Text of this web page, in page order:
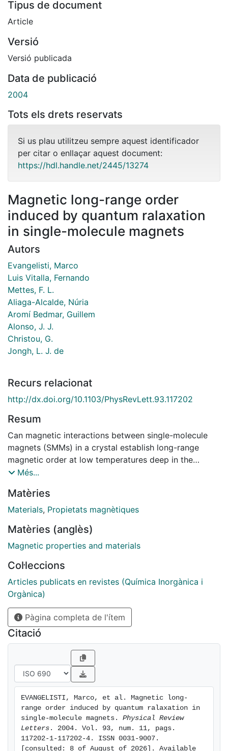
Tipus de document
Article
Versió
Versió publicada
Data de publicació
2004
Tots els drets reservats
Si us plau utilitzeu sempre aquest identificador
per citar o enllaçar aquest document:
https://hdl.handle.net/2445/13274
Magnetic long-range order
induced by quantum ralaxation
in single-molecule magnets
Autors
Evangelisti, Marco
Luis Vitalla, Fernando
Mettes, F. L.
Aliaga-Alcalde, Núria
Aromí Bedmar, Guillem
Alonso, J. J.
Christou, G.
Jongh, L. J. de
Recurs relacionat
http://dx.doi.org/10.1103/PhysRevLett.93.117202
Resum
Can magnetic interactions between single-molecule
magnets (SMMs) in a crystal establish long-range
magnetic order at low temperatures deep in the
quantum regime, where the only electron spin
tunneling (MQT)? Put inversely: can MQT provide the
temperature dependent fluctuations needed to destroy
should basically itself be a T-independent process?
Our experiments on two novel Mn4 SMMs provide a
time that MQT in the SMMs has to involve spin-lattice
coupling at a relaxation rate equaling that predicted
and observed recently for nuclear-spin-mediated
quantum relaxation.
Més...
Matèries
Materials, Propietats magnètiques
Matèries (anglès)
Magnetic properties and materials
Col·leccions
Articles publicats en revistes (Química Inorgànica i
Orgànica)
Pàgina completa de l'ítem
Citació
EVANGELISTI, Marco, et al. Magnetic long-
range order induced by quantum ralaxation in
single-molecule magnets. Physical Review
Letters . 2004. Vol. 93, num. 11, pags.
117202-1-117202-4. ISSN 0031-9007.
[consulted: 8 of August of 2026]. Available